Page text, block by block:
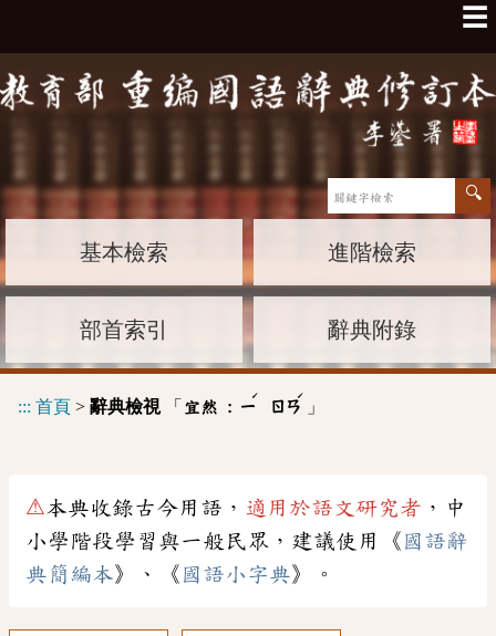
☰
基本檢索 進階檢索
部首索引 辭典附錄
::: 首頁 > 辭典檢視「 宜然 : ㄧ
ˊ
ㄖㄢ
ˊ
」
⚠本典收錄古今用語， 適用於語文研究者 ，中
小學階段學習與一般民眾，建議使用《 國語辭
典簡編本》、《 國語小字典》。